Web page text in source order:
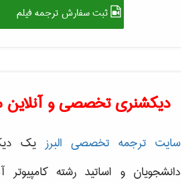
ثبت سفارش ترجمه فیلم
دیکشنری تخصصی و آنلاین
سایت ترجمه تخصصی البرزیک
دانشجویان و اساتید رشته